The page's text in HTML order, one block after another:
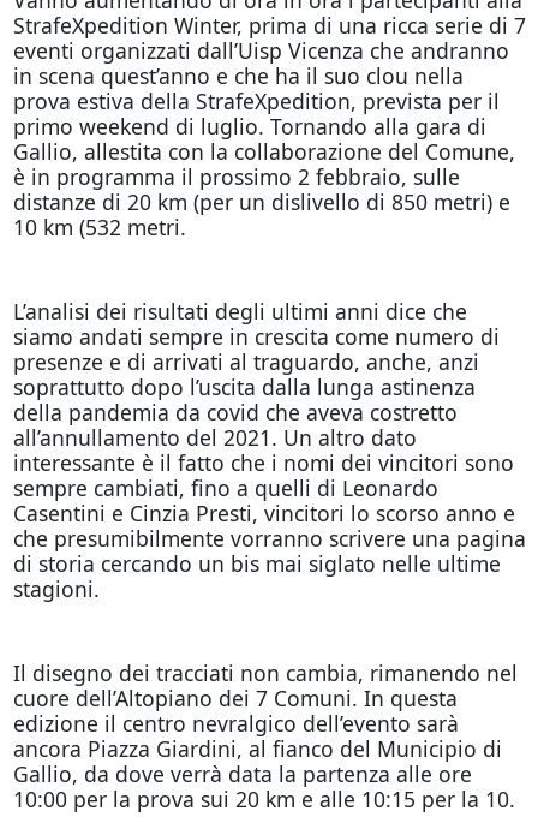
StrafeXpedition Winter, prima di una ricca serie di 7
eventi organizzati dall’Uisp Vicenza che andranno
in scena quest’anno e che ha il suo clou nella
prova estiva della StrafeXpedition, prevista per il
primo weekend di luglio. Tornando alla gara di
Gallio, allestita con la collaborazione del Comune,
è in programma il prossimo 2 febbraio, sulle
distanze di 20 km (per un dislivello di 850 metri) e
10 km (532 metri.
L’analisi dei risultati degli ultimi anni dice che
siamo andati sempre in crescita come numero di
presenze e di arrivati al traguardo, anche, anzi
soprattutto dopo l’uscita dalla lunga astinenza
della pandemia da covid che aveva costretto
all’annullamento del 2021. Un altro dato
interessante è il fatto che i nomi dei vincitori sono
sempre cambiati, fino a quelli di Leonardo
Casentini e Cinzia Presti, vincitori lo scorso anno e
che presumibilmente vorranno scrivere una pagina
di storia cercando un bis mai siglato nelle ultime
stagioni.
Il disegno dei tracciati non cambia, rimanendo nel
cuore dell’Altopiano dei 7 Comuni. In questa
edizione il centro nevralgico dell’evento sarà
ancora Piazza Giardini, al fianco del Municipio di
Gallio, da dove verrà data la partenza alle ore
10:00 per la prova sui 20 km e alle 10:15 per la 10.